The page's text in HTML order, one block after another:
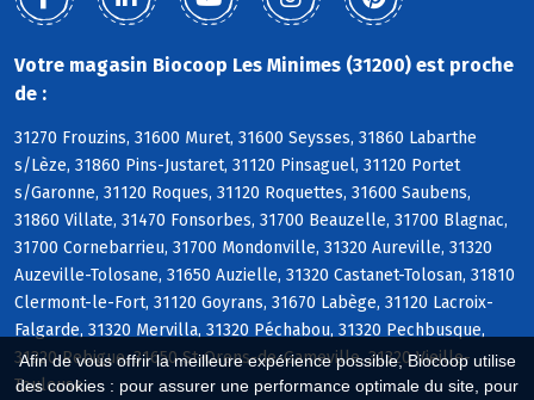
Afin de vous offrir la meilleure expérience possible, Biocoop utilise
des cookies : pour assurer une performance optimale du site, pour
Votre magasin Biocoop Les Minimes (31200) est proche
de :
31270 Frouzins, 31600 Muret, 31600 Seysses, 31860 Labarthe
s/Lèze, 31860 Pins-Justaret, 31120 Pinsaguel, 31120 Portet
s/Garonne, 31120 Roques, 31120 Roquettes, 31600 Saubens,
31860 Villate, 31470 Fonsorbes, 31700 Beauzelle, 31700 Blagnac,
31700 Cornebarrieu, 31700 Mondonville, 31320 Aureville, 31320
Auzeville-Tolosane, 31650 Auzielle, 31320 Castanet-Tolosan, 31810
Clermont-le-Fort, 31120 Goyrans, 31670 Labège, 31120 Lacroix-
Falgarde, 31320 Mervilla, 31320 Péchabou, 31320 Pechbusque,
31320 Rebigue, 31650 St-Orens-de-Gameville, 31320 Vieille-
Toulouse